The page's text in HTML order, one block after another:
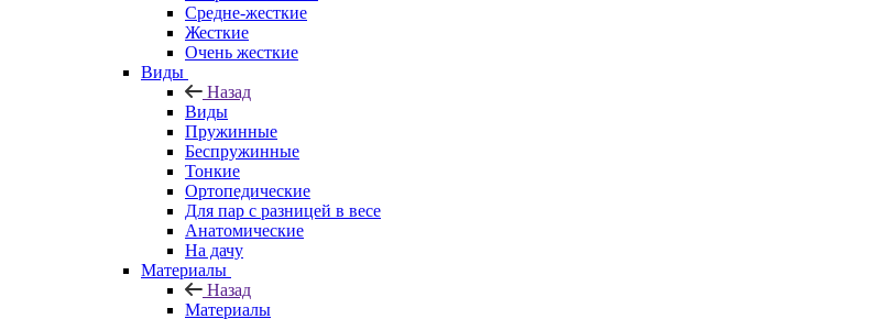
Средне-жесткие
Жесткие
Очень жесткие
Виды
Назад
Виды
Пружинные
Беспружинные
Тонкие
Ортопедические
Для пар с разницей в весе
Анатомические
На дачу
Материалы
Назад
Материалы